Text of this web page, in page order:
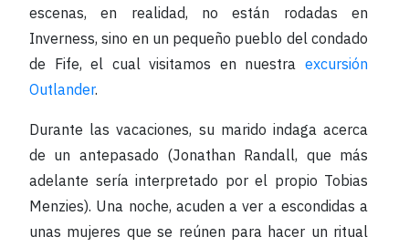
escenas, en realidad, no están rodadas en
Inverness, sino en un pequeño pueblo del condado
de Fife, el cual visitamos en nuestra excursión
Outlander.
Durante las vacaciones, su marido indaga acerca
de un antepasado (Jonathan Randall, que más
adelante sería interpretado por el propio Tobias
Menzies). Una noche, acuden a ver a escondidas a
unas mujeres que se reúnen para hacer un ritual